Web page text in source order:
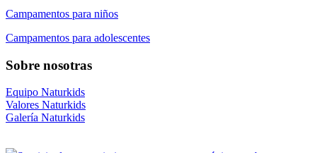
Campamentos para niños
Campamentos para adolescentes
Sobre nosotras
Equipo Naturkids
Valores Naturkids
Galería Naturkids